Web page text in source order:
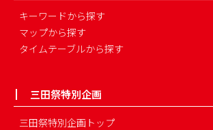
キーワードから探す
マップから探す
タイムテーブルから探す
三田祭特別企画
三田祭特別企画トップ